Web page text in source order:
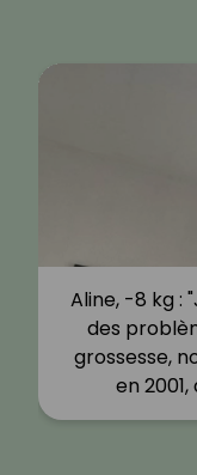
Aline, -8 kg :
des
grossesse,
en